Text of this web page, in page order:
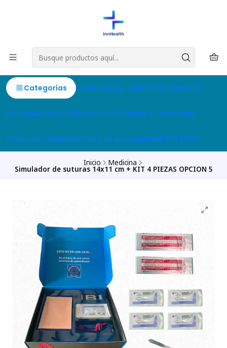
Categorías ContactoBlog VeterinariaEnfermeria
MedicinaAtención PrehospitalariaTérminos y Condiciones
Politica de reembolsoPolítica de privacidadINNHEALTH.CO
Inicio Medicina
Simulador de suturas 14x11 cm + KIT 4 PIEZAS OPCION 5